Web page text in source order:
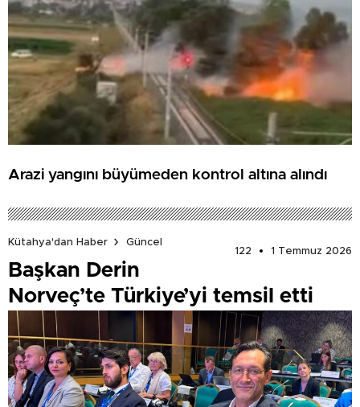
Arazi yangını büyümeden kontrol altına alındı
Kütahya'dan Haber
Güncel
122
1 Temmuz 2026
Başkan Derin
Norveç’te Türkiye’yi temsil etti